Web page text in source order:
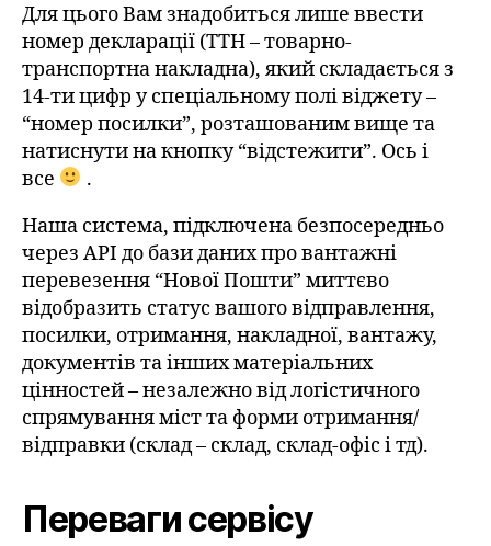
Для цього Вам знадобиться лише ввести
номер декларації (ТТН – товарно-
транспортна накладна), який складається з
14-ти цифр у спеціальному полі віджету –
“номер посилки”, розташованим вище та
натиснути на кнопку “відстежити”. Ось і
все
.
Наша система, підключена безпосередньо
через API до бази даних про вантажні
перевезення “Нової Пошти” миттєво
відобразить статус вашого відправлення,
посилки, отримання, накладної, вантажу,
документів та інших матеріальних
цінностей – незалежно від логістичного
спрямування міст та форми отримання/
відправки (склад – склад, склад-офіс і тд).
Переваги сервісу